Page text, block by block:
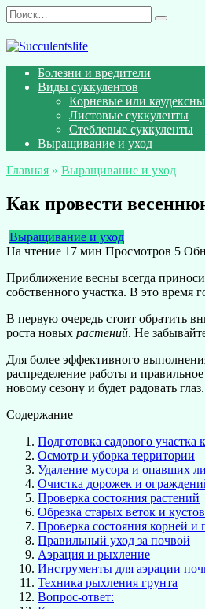
Перейти
к
содержанию
Search
for:
Болезни и вредители
Виды суккулентов
Корневые или
Листовые суккуленты
Стеблевые суккуленты
Выращивание и уход
Главная » Выращивание и уход
Как провести
Выращивание и уход
На чтение 17 мин Просмотров 5
Приближение весны всегда
собственного участка. В это время
В первую очередь стоит обратить
роста новых растений. Не
Для более эффективного
распределение работы и
новому сезону и будет радовать глаз.
Содержание
Подготовка садового участка
Осмотр и уборка территории
Удаление мусора и опавших
Очистка дорожек и
Проверка состояния растений
Обрезка старых веток и кустов
Проверка состояния корней и
Правильный уход за почвой
Аэрация и рыхление
Инструменты для аэрации
Техника рыхления грунта
Вопрос-ответ: